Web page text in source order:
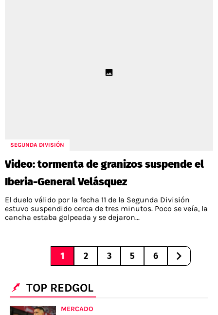
SEGUNDA DIVISIÓN
Video: tormenta de granizos suspende el
Iberia-General Velásquez
El duelo válido por la fecha 11 de la Segunda División
estuvo suspendido cerca de tres minutos. Poco se veía, la
cancha estaba golpeada y se dejaron...
1 2 3 5 6
TOP REDGOL
MERCADO